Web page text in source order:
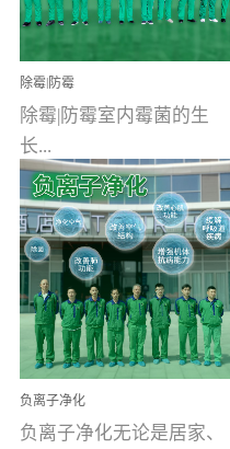
调，但也带来了以甲醛为
首的室内...
除霉|防霉
除霉|防霉室内霉菌的生
长...
受温度、湿度、基质养
分、通风四个条件影响，
温暖潮湿、营养物质多、
通风缓慢的空间最易滋生
大量霉菌的...
负离子净化
负离子净化无论是居家、